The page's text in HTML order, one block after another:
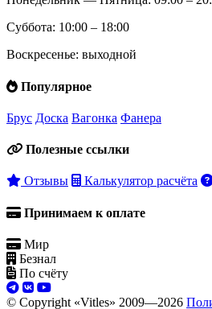
Суббота: 10:00 – 18:00
Воскресенье: выходной
Популярное
Брус Доска Вагонка Фанера
Полезные ссылки
Отзывы Калькулятор расчёта
Принимаем к оплате
Мир
Безнал
По счёту
© Copyright «Vitles» 2009—2026